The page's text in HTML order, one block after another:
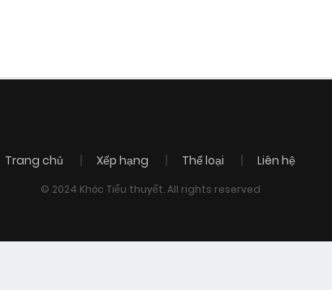
Trang chủ Xếp hạng Thể loại Liên hệ
© 2024 Khóc Tiểu thuyết. All rights reserved